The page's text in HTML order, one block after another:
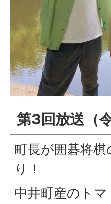
第3回放送（
町長が囲碁将
り！
中井町産のト